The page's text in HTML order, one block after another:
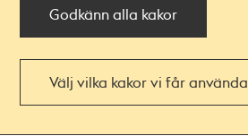
Godkänn alla kakor
Välj vilka kakor vi får använda